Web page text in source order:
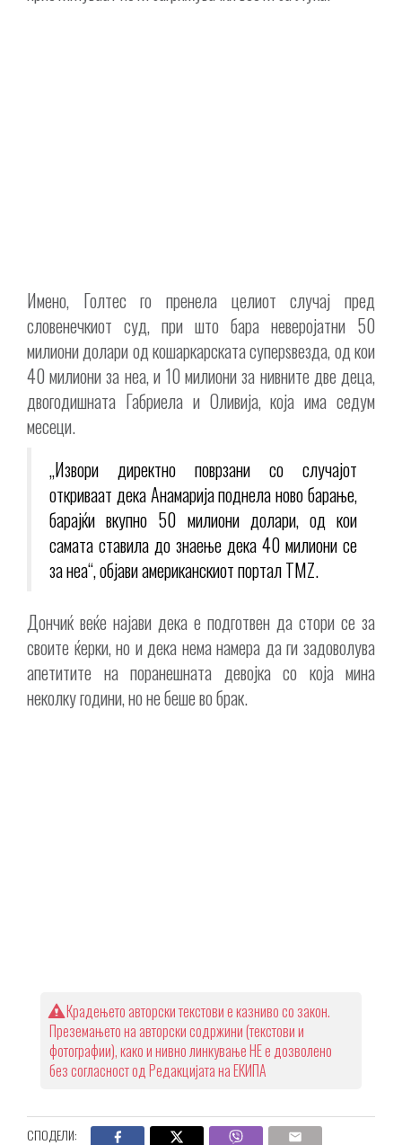
Имено, Голтес го пренела целиот случај пред
словенечкиот суд, при што бара неверојатни 50
милиони долари од кошаркарската суперѕвезда, од кои
40 милиони за неа, и 10 милиони за нивните две деца,
двогодишната Габриела и Оливија, која има седум
месеци.
„Извори директно поврзани со случајот
откриваат дека Анамарија поднела ново барање,
барајќи вкупно 50 милиони долари, од кои
самата ставила до знаење дека 40 милиони се
за неа“, објави американскиот портал TMZ.
Дончиќ веќе најави дека е подготвен да стори се за
своите ќерки, но и дека нема намера да ги задоволува
апетитите на поранешната девојка со која мина
неколку години, но не беше во брак.
Крадењето авторски текстови е казниво со закон.
Преземањето на авторски содржини (текстови и
фотографии), како и нивно линкување НЕ е дозволено
без согласност од Редакцијата на ЕКИПА
СПОДЕЛИ: